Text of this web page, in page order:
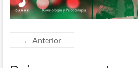
← Anterior